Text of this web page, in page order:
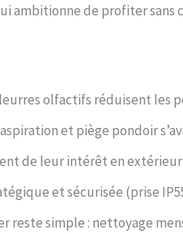
ambitionne de profiter sans
leurres olfactifs réduisent
et piège pondoir
de leur intérêt en
et sécurisée (prise
reste simple : nettoyage